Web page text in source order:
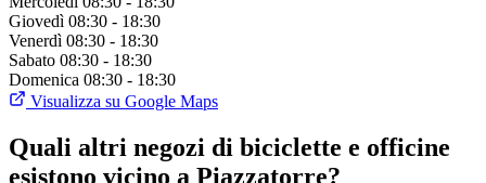
Giovedì 08:30 - 18:30
Venerdì 08:30 - 18:30
Sabato 08:30 - 18:30
Domenica 08:30 - 18:30
Visualizza su Google Maps
Quali altri negozi di biciclette e officine
esistono vicino a Piazzatorre?